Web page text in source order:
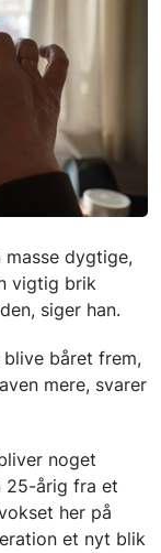
dygtige,
vigtig brik
siger han.
båret frem,
mere, svarer
noget
25-årig fra et
her på
et nyt blik